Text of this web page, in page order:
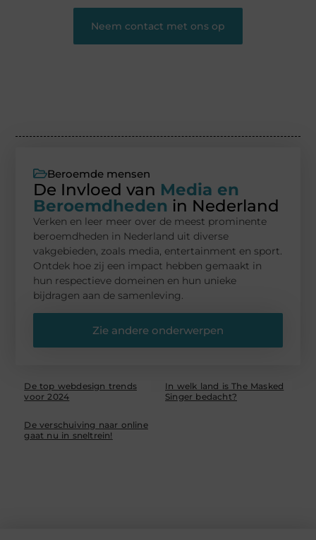
Neem contact met ons op
Beroemde mensen
De Invloed van Media en
Beroemdheden in Nederland
Verken en leer meer over de meest prominente
beroemdheden in Nederland uit diverse
vakgebieden, zoals media, entertainment en sport.
Ontdek hoe zij een impact hebben gemaakt in
hun respectieve domeinen en hun unieke
bijdragen aan de samenleving.
Zie andere onderwerpen
De top webdesign trends
voor 2024
In welk land is The Masked
Singer bedacht?
De verschuiving naar online
gaat nu in sneltrein!